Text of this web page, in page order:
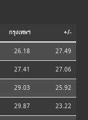
กรุงเทพฯ +/-
26.18 27.49
27.41 27.06
29.03 25.92
29.87 23.22